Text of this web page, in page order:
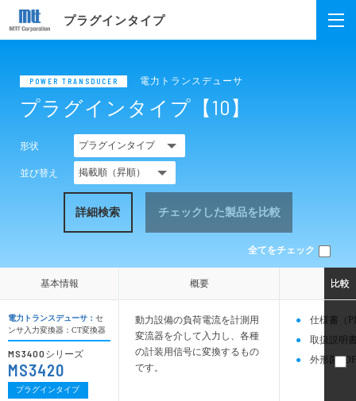
プラグインタイプ
POWER TRANSDUCER 電力トランスデューサ
プラグインタイプ【10】
形状
並び替え
詳細検索 チェックした製品を比較
全てをチェック
概要
動力設備の負荷電流を計測用
変流器を介して入力し、各種
の計装用信号に変換するもの
です。
仕様書（
取扱説明
外形図
概要
基本情報
電力トランスデューサ： セ
ンサ入力変換器：CT変換器
MS3400 シリーズ
MS3420
プラグインタイプ
基本情報 比較
比較